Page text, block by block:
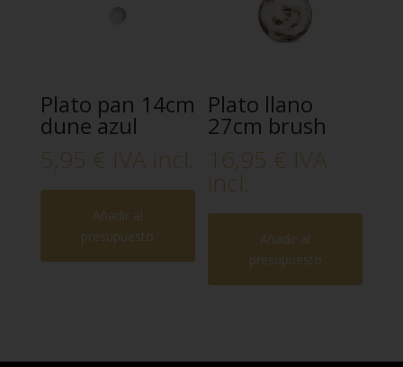
Plato pan 14cm
dune azul
5,95 € IVA incl.
Añadir al
presupuesto
Plato llano
27cm brush
16,95 € IVA
incl.
Añadir al
presupuesto